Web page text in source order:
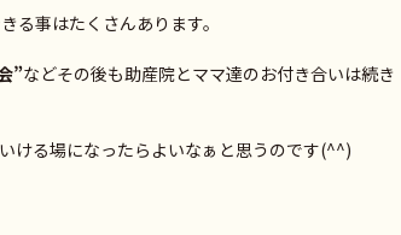
る事はたくさんあります。
”などその後も助産院とママ達のお付き合いは続き
ける場になったらよいなぁと思うのです(^^)